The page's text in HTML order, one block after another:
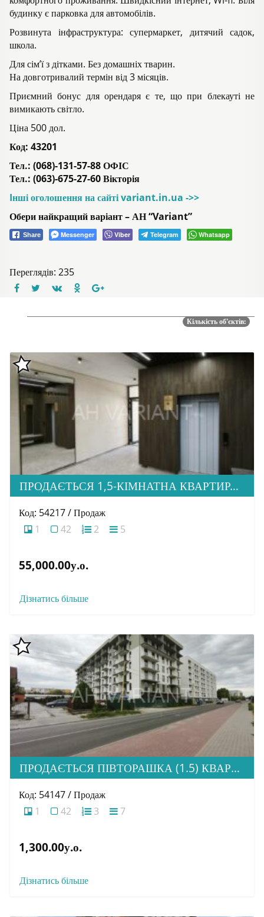
будинку є парковка для автомобілів.
Розвинута інфраструктура: супермаркет, дитячий садок,
школа.
Для сім’ї з дітками. Без домашніх тварин.
На довготривалий термін від 3 місяців.
Приємний бонус для орендаря є те, що при блекауті не
вимикають світло.
Ціна 500 дол.
Код: 43201
Тел.: (068)-131-57-88 ОФІС
Тел.: (063)-675-27-60 Вікторія
Iнші оголошення на сайті variant.in.ua ->>
Обери найкращий варіант – АН “Variant”
Share Messenger Viber Telegram Whatsapp
Переглядів: 235
Кількість об'єктів:
ПРОДАЄТЬСЯ 1,5-КІМНАТНА КВАРТИРА В НОВОБУДОВІ ЖК «ЗАГОРСЬКА»
Код: 54217 / Продаж
1
42 2 5
55,000.00у.о.
Дізнатись більше
ПРОДАЄТЬСЯ ПІВТОРАШКА (1.5) КВАРТИРА З ІДЕАЛЬНОЮ ЛОКАЦІЄЮ, ЖК HOME
Код: 54147 / Продаж
1
42 3 7
1,300.00у.о.
Дізнатись більше